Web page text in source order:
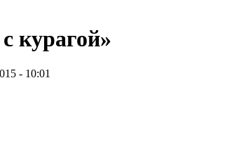
курагой»
- 10:01